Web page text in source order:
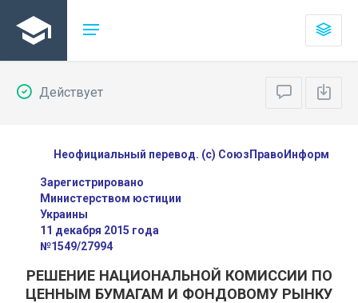
Действует
Неофициальный перевод. (с) СоюзПравоИнформ
Зарегистрировано
Министерством юстиции
Украины
11 декабря 2015 года
№1549/27994
РЕШЕНИЕ НАЦИОНАЛЬНОЙ КОМИССИИ ПО
ЦЕННЫМ БУМАГАМ И ФОНДОВОМУ РЫНКУ